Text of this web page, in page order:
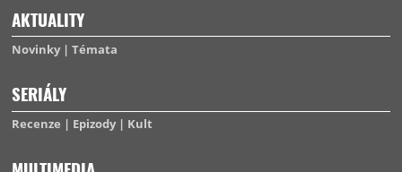
AKTUALITY
Novinky Témata
SERIÁLY
Recenze Epizody Kult